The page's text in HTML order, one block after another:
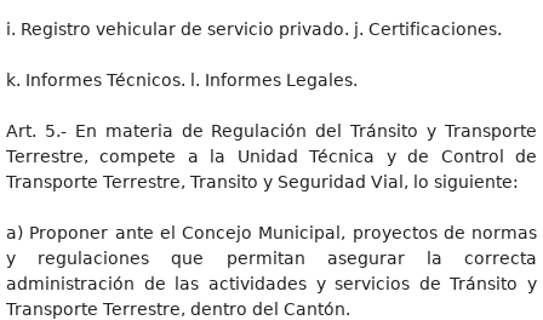
i. Registro vehicular de servicio privado. j. Certificaciones.
k. Informes Técnicos. l. Informes Legales.
Art. 5.- En materia de Regulación del Tránsito y Transporte
Terrestre, compete a la Unidad Técnica y de Control de
Transporte Terrestre, Transito y Seguridad Vial, lo siguiente:
a) Proponer ante el Concejo Municipal, proyectos de normas
y regulaciones que permitan asegurar la correcta
administración de las actividades y servicios de Tránsito y
Transporte Terrestre, dentro del Cantón.